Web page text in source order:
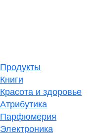
Продукты
Книги
Красота и здоровье
Атрибутика
Парфюмерия
Электроника